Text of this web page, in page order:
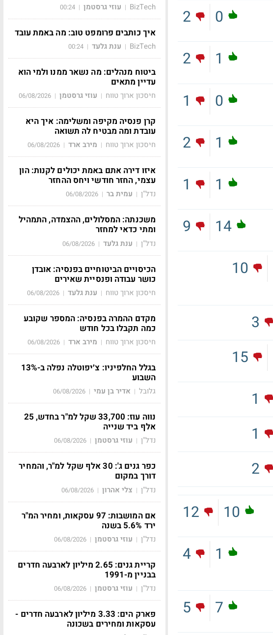
0
2
1
2
0
1
1
2
1
1
14
9
10
3
15
1
1
2
10
12
1
4
7
5
BizTech
| עוזי גרסטמן |
00:24
איך כותבים פרומפט טוב: מה באמת עובד
BizTech
| ענת גלעד |
00:24
ביטוח מנהלים: מה נשאר ממנו ולמי הוא
עדיין מתאים
חיסכון ארוך טווח | עוזי גרסטמן |
06/08/2026
קרן פנסיה מקיפה ומשלימה: איך היא
עובדת ומה מבטיח לה תשואה
חיסכון ארוך טווח | מירב ארד |
06/08/2026
איזו דירה אתם באמת יכולים לקנות: הון
עצמי, החזר חודשי ויחס ההחזר
נדל"ן | עמית בר |
06/08/2026
משכנתה: המסלולים, ההצמדה, התמהיל
ומתי כדאי למחזר
נדל"ן | ענת גלעד |
06/08/2026
הכיסויים הביטוחיים בפנסיה: אובדן
כושר עבודה ופנסיית שאירים
חיסכון ארוך טווח | ענת גלעד |
06/08/2026
מקדם ההמרה בפנסיה: המספר שקובע
כמה תקבלו בכל חודש
חיסכון ארוך טווח | מירב ארד |
06/08/2026
בגלל החלפיניו: צ׳יפוטלה נפלה ב-13%
השבוע
גלובל | אדיר בן עמי |
06/08/2026
נווה עוז: 33,700 שקל למ"ר בחדש, 25
אלף ביד שנייה
נדל"ן | עוזי גרסטמן |
06/08/2026
כפר גנים ג': 30 אלף שקל למ"ר, והמחיר
דורך במקום
נדל"ן | צלי אהרון |
06/08/2026
אם המושבות: 97 עסקאות, ומחיר המ"ר
ירד 5.6% בשנה
נדל"ן | עוזי גרסטמן |
06/08/2026
קריית גנים: 2.65 מיליון לארבעה חדרים
בבניין מ-1991
נדל"ן | עוזי גרסטמן |
06/08/2026
פארק הים: 3.33 מיליון לארבעה חדרים -
עסקאות ומחירים בשכונה